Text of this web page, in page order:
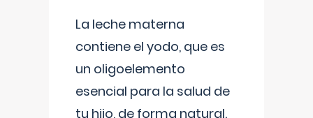
La leche materna
contiene el yodo, que es
un oligoelemento
esencial para la salud de
tu hijo, de forma natural.